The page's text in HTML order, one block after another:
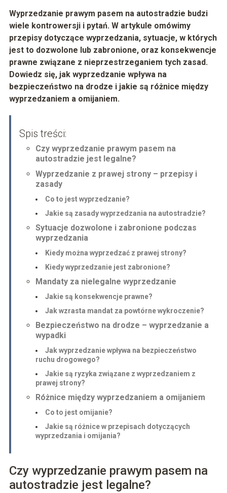
Wyprzedzanie prawym pasem na autostradzie budzi
wiele kontrowersji i pytań. W artykule omówimy
przepisy dotyczące wyprzedzania, sytuacje, w których
jest to dozwolone lub zabronione, oraz konsekwencje
prawne związane z nieprzestrzeganiem tych zasad.
Dowiedz się, jak wyprzedzanie wpływa na
bezpieczeństwo na drodze i jakie są różnice między
wyprzedzaniem a omijaniem.
Spis treści:
Czy wyprzedzanie prawym pasem na
autostradzie jest legalne?
Wyprzedzanie z prawej strony – przepisy i
zasady
Co to jest wyprzedzanie?
Jakie są zasady wyprzedzania na autostradzie?
Sytuacje dozwolone i zabronione podczas
wyprzedzania
Kiedy można wyprzedzać z prawej strony?
Kiedy wyprzedzanie jest zabronione?
Mandaty za nielegalne wyprzedzanie
Jakie są konsekwencje prawne?
Jak wzrasta mandat za powtórne wykroczenie?
Bezpieczeństwo na drodze – wyprzedzanie a
wypadki
Jak wyprzedzanie wpływa na bezpieczeństwo
ruchu drogowego?
Jakie są ryzyka związane z wyprzedzaniem z
prawej strony?
Różnice między wyprzedzaniem a omijaniem
Co to jest omijanie?
Jakie są różnice w przepisach dotyczących
wyprzedzania i omijania?
Czy wyprzedzanie prawym pasem na
autostradzie jest legalne?